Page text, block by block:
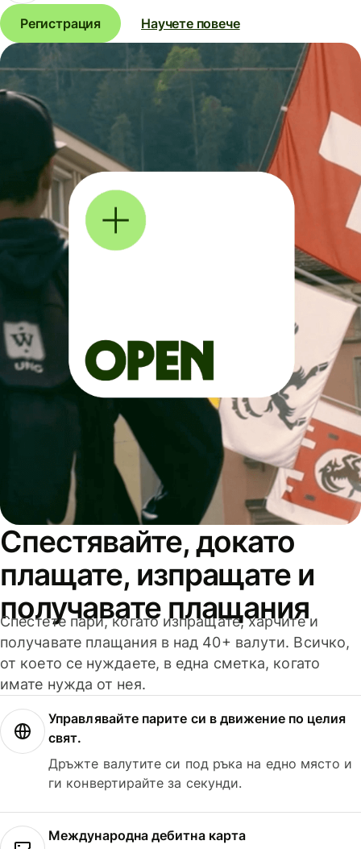
Регистрация Научете повече
Спестявайте, докато
плащате, изпращате и
получавате плащания
Спестете пари, когато изпращате, харчите и
получавате плащания в над 40+ валути. Всичко,
от което се нуждаете, в една сметка, когато
имате нужда от нея.
Управлявайте парите си в движение по целия
свят.
Дръжте валутите си под ръка на едно място и
ги конвертирайте за секунди.
Международна дебитна карта